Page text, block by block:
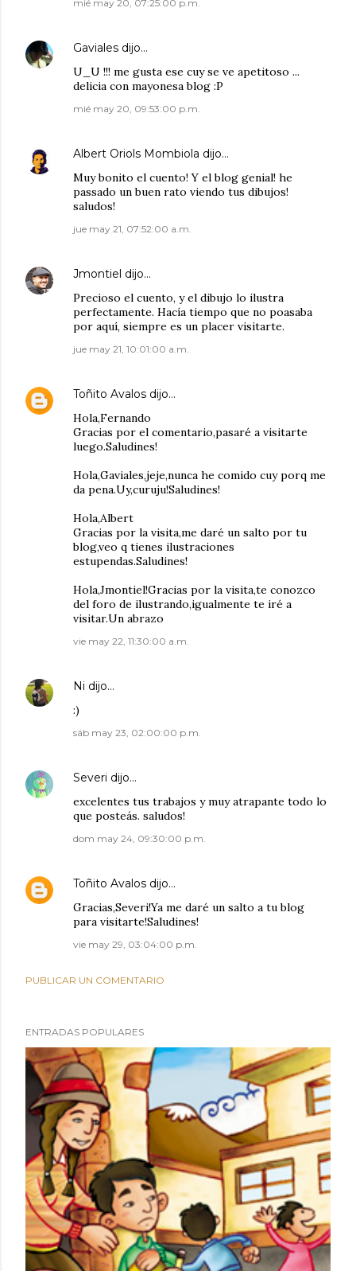
mié may 20, 07:25:00 p.m.
Gaviales dijo…
U_U !!! me gusta ese cuy se ve apetitoso ...
delicia con mayonesa blog :P
mié may 20, 09:53:00 p.m.
Albert Oriols Mombiola dijo…
Muy bonito el cuento! Y el blog genial! he
passado un buen rato viendo tus dibujos!
saludos!
jue may 21, 07:52:00 a.m.
Jmontiel dijo…
Precioso el cuento, y el dibujo lo ilustra
perfectamente. Hacía tiempo que no poasaba
por aquí, siempre es un placer visitarte.
jue may 21, 10:01:00 a.m.
Toñito Avalos dijo…
Hola,Fernando
Gracias por el comentario,pasaré a visitarte
luego.Saludines!
Hola,Gaviales,jeje,nunca he comido cuy porq me
da pena.Uy,curuju!Saludines!
Hola,Albert
Gracias por la visita,me daré un salto por tu
blog,veo q tienes ilustraciones
estupendas.Saludines!
Hola,Jmontiel!Gracias por la visita,te conozco
del foro de ilustrando,igualmente te iré a
visitar.Un abrazo
vie may 22, 11:30:00 a.m.
Ni dijo…
:)
sáb may 23, 02:00:00 p.m.
Severi dijo…
excelentes tus trabajos y muy atrapante todo lo
que posteás. saludos!
dom may 24, 09:30:00 p.m.
Toñito Avalos dijo…
Gracias,Severi!Ya me daré un salto a tu blog
para visitarte!Saludines!
vie may 29, 03:04:00 p.m.
PUBLICAR UN COMENTARIO
ENTRADAS POPULARES